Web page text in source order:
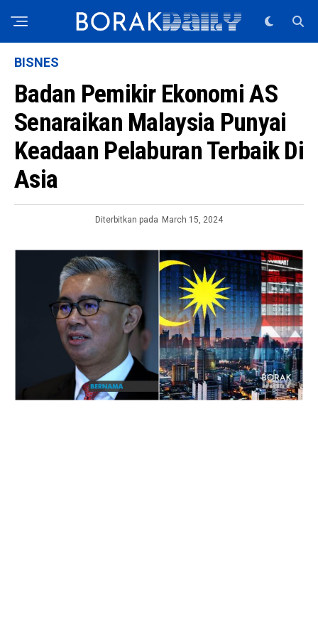
BISNES
Badan Pemikir Ekonomi AS
Senaraikan Malaysia Punyai
Keadaan Pelaburan Terbaik Di
Asia
Diterbitkan pada March 15, 2024